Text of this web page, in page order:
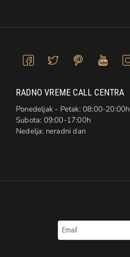
RADNO VREME CALL CENTRA
Ponedeljak - Petak: 08:00-20:00h
Subota: 09:00-17:00h
Nedelja: neradni dan